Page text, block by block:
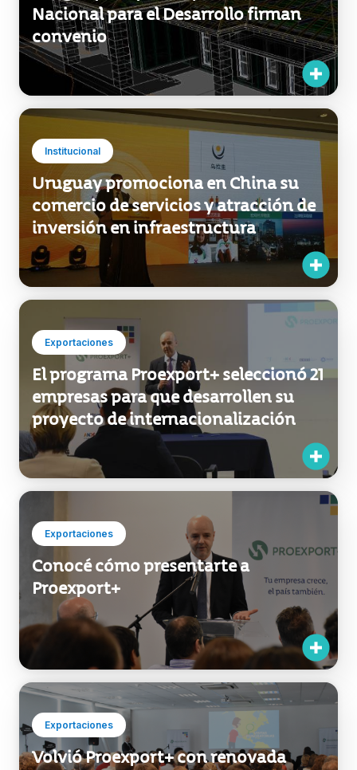
Exportaciones
Uruguay XXI y la Corporación
Nacional para el Desarrollo firman
convenio
Institucional
Uruguay promociona en China su
comercio de servicios y atracción de
inversión en infraestructura
Exportaciones
El programa Proexport+ seleccionó 21
empresas para que desarrollen su
proyecto de internacionalización
Exportaciones
Conocé cómo presentarte a
Proexport+